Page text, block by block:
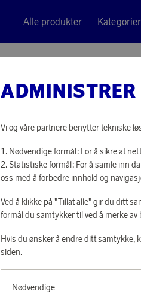
Alle produkter Kategorier
ADMINISTRER
Vi og våre partnere benytter tekniske
Nødvendige formål: For å sikre at
Statistiske formål: For å samle inn
oss med å forbedre innhold og
Ved å klikke på "Tillat alle" gir du ditt
formål du samtykker til ved å merke
Hvis du ønsker å endre ditt samtykke,
siden.
Nødvendige